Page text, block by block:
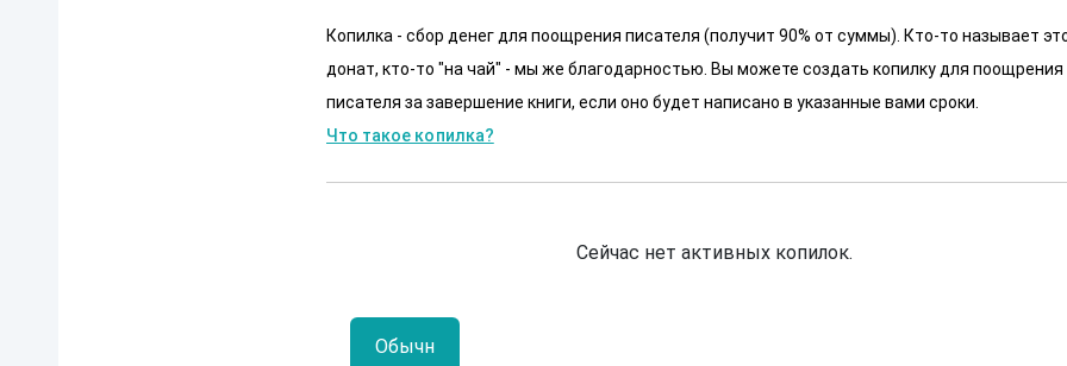
Копилка - сбор денег для поощрения писателя (получит 90% от суммы). Кто-то называет
донат, кто-то "на чай" - мы же благодарностью. Вы можете создать копилку для поощрения
писателя за завершение книги, если оно будет написано в указанные вами сроки.
Что такое копилка?
Сейчас нет активных копилок.
Обычн